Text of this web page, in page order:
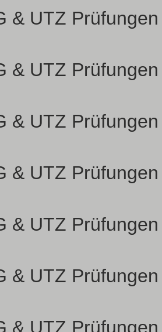
& UTZ Prüfungen
& UTZ Prüfungen
& UTZ Prüfungen
& UTZ Prüfungen
& UTZ Prüfungen
& UTZ Prüfungen
& UTZ Prüfungen